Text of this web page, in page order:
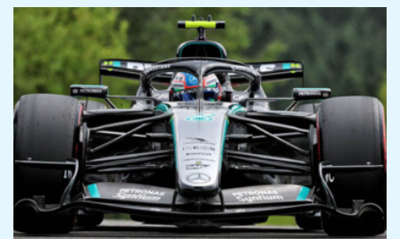
незначительный
контакт,
который
имел
для
меня
большие
последствия»